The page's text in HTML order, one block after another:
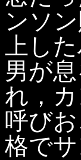
ンソ
上し
男が
れ，
呼び
格で